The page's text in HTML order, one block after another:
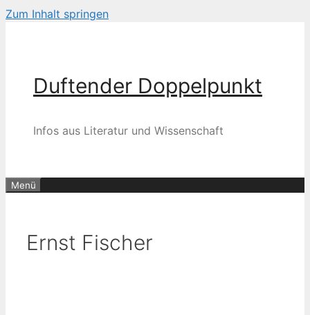
Zum Inhalt springen
Duftender Doppelpunkt
Infos aus Literatur und Wissenschaft
Menü
Ernst Fischer